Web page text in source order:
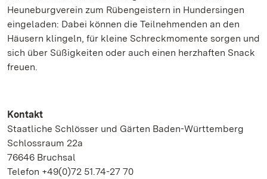
Heuneburgverein zum Rübengeistern in Hundersingen
eingeladen: Dabei können die Teilnehmenden an den
Häusern klingeln, für kleine Schreckmomente sorgen und
sich über Süßigkeiten oder auch einen herzhaften Snack
freuen.
Kontakt
Staatliche Schlösser und Gärten Baden-Württemberg
Schlossraum 22a
76646 Bruchsal
Telefon +49(0)72 51.74-27 70